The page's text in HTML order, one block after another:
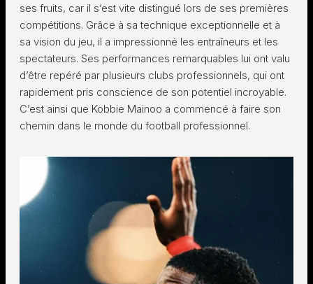
ses fruits, car il s’est vite distingué lors de ses premières
compétitions. Grâce à sa technique exceptionnelle et à
sa vision du jeu, il a impressionné les entraîneurs et les
spectateurs. Ses performances remarquables lui ont valu
d’être repéré par plusieurs clubs professionnels, qui ont
rapidement pris conscience de son potentiel incroyable.
C’est ainsi que Kobbie Mainoo a commencé à faire son
chemin dans le monde du football professionnel.